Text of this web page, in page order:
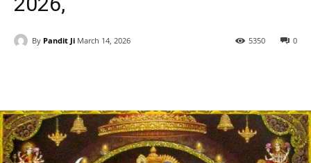
By Pandit Ji March 14, 2026 0
5350